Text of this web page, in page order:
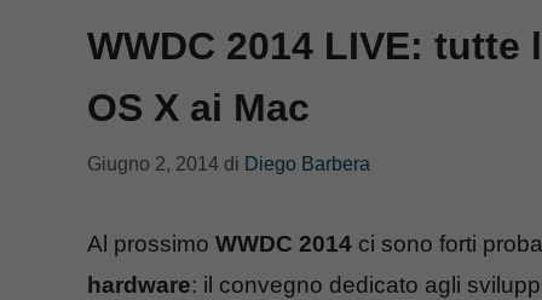
WWDC 2014 LIVE:
OS X ai Mac
Giugno 2, 2014 di Diego Barbera
Al prossimo WWDC 2014 ci sono forti
hardware: il convegno dedicato agli